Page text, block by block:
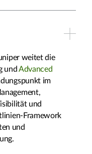
weitet die
und Advanced
im
und
Framework
und